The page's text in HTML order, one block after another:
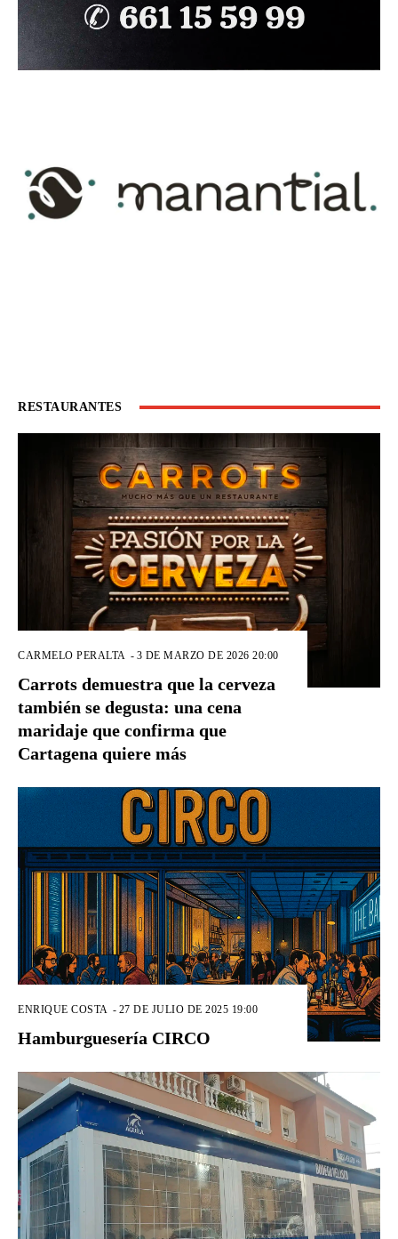
RESTAURANTES
CARMELO PERALTA - 3 DE MARZO DE 2026 20:00
Carrots demuestra que la cerveza
también se degusta: una cena
maridaje que confirma que
Cartagena quiere más
ENRIQUE COSTA - 27 DE JULIO DE 2025 19:00
Hamburguesería CIRCO